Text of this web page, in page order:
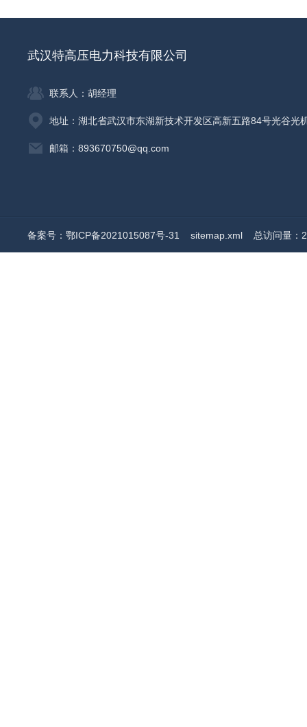
武汉特高压电力科技有限公司
联系人：胡经理
地址：湖北省武汉市东湖新技术开发区高新五路84号光谷光
邮箱：893670750@qq.com
备案号：鄂ICP备2021015087号-31 sitemap.xml 总访问量：